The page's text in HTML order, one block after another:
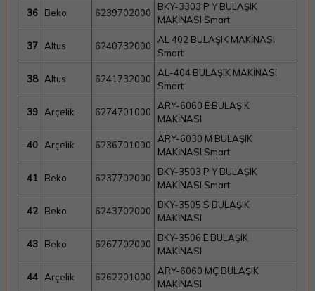
36 Beko 6239702000
BKY-3303 P Y BULAŞIK
MAKİNASI Smart
37 Altus 6240732000
AL 402 BULAŞIK MAKİNASI
Smart
38 Altus 6241732000
AL-404 BULAŞIK MAKİNASI
Smart
39 Arçelik 6274701000
ARY-6060 E BULAŞIK
MAKİNASI
40 Arçelik 6236701000
ARY-6030 M BULAŞIK
MAKİNASI Smart
41 Beko 6237702000
BKY-3503 P Y BULAŞIK
MAKİNASI Smart
42 Beko 6243702000
BKY-3505 S BULAŞIK
MAKİNASI
43 Beko 6267702000
BKY-3506 E BULAŞIK
MAKİNASI
44 Arçelik 6262201000
ARY-6060 MÇ BULAŞIK
MAKİNASI